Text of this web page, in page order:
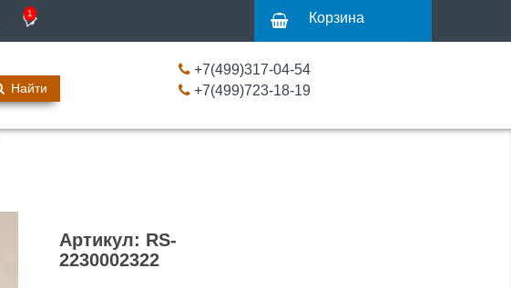
1 Корзина
Найти
+7(499)317-04-54
+7(499)723-18-19
Артикул: RS-
2230002322